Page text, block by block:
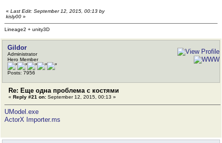
« Last Edit: September 12, 2015, 00:13 by
kisly00 »
Lineage2 + unity3D
Gildor
Administrator
Hero Member
Posts: 7956
Re: Еще одна проблема с костями
« Reply #21 on: September 12, 2015, 00:13 »
UModel.exe
ActorX Importer.ms